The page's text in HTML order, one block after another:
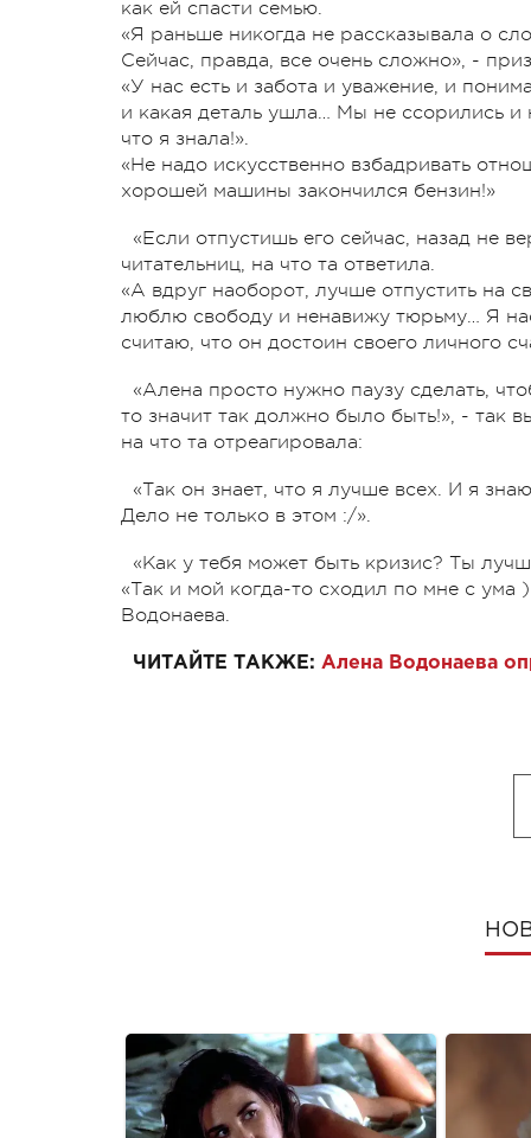
как ей спасти семью.
«Я раньше никогда не рассказывала о
Сейчас, правда, все очень сложно», -
«У нас есть и забота и уважение, и
и какая деталь ушла… Мы не ссорились
что я знала!».
«Не надо искусственно взбадривать
хорошей машины закончился бензин!»
«Если отпустишь его сейчас, назад не
читательниц, на что та ответила.
«А вдруг наоборот, лучше отпустить на
люблю свободу и ненавижу тюрьму… Я
считаю, что он достоин своего личного
«Алена просто нужно паузу сделать,
то значит так должно было быть!», - так
на что та отреагировала:
«Так он знает, что я лучше всех. И я
Дело не только в этом :/».
«Как у тебя может быть кризис? Ты
«Так и мой когда-то сходил по мне с
Водонаева.
ЧИТАЙТЕ ТАКЖЕ: Алена Водонаева